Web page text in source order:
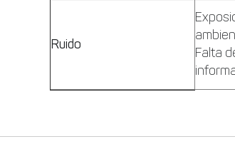
Ruido
Falta